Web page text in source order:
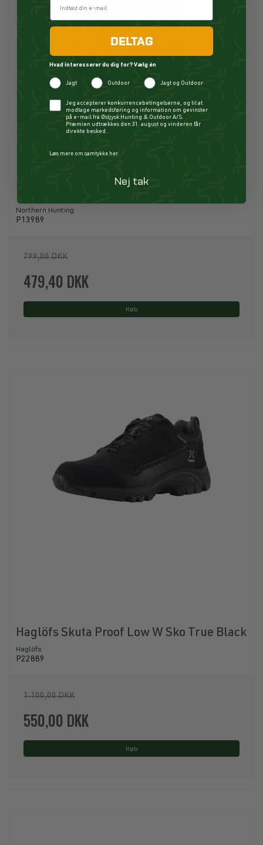
Northern Hunting
P13989
799,00 DKK
479,40 DKK
Køb
Haglöfs Skuta Proof Low W Sko True Black
Haglöfs
P22889
1.100,00 DKK
550,00 DKK
Køb
DELTAG
Hvad interesserer du dig for? Vælg én
Jagt Outdoor Jagt og Outdoor
CheckboxJeg accepterer konkurrencebetingelserne, og til at
modtage markedsføring og information om gevinster
på e-mail fra Østjysk Hunting & Outdoor A/S.
Præmien udtrækkes den 31. august og vinderen får
direkte besked.
Læs mere om samtykke her
Nej tak